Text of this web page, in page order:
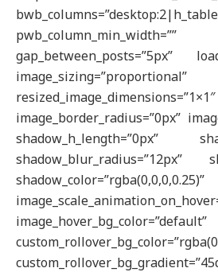
gap_between_posts=”5px”
image_sizing=”proportional”
resized_image_dimensions=”1×1″
image_border_radius=”0px”
shadow_h_length=”0px”
shadow_blur_radius=”12px”
shadow_color=”rgba(0,0,0,0.25)”
image_hover_bg_color=”default”